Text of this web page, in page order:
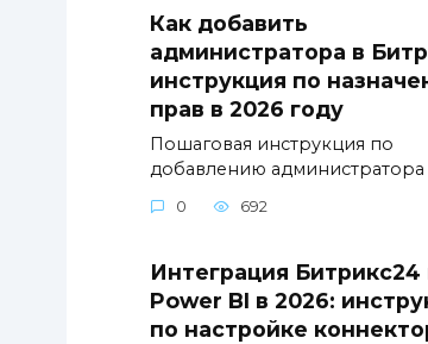
Как добавить
администратора в
инструкция по
прав в 2026 году
Пошаговая инструкция по
добавлению администратора
0 692
Интеграция Битрикс24
Power BI в 2026:
по настройке